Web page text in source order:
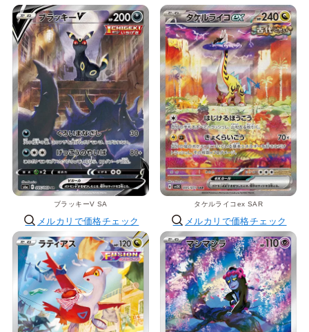
ブラッキーV SA
メルカリで価格チェック
タケルライコex SAR
メルカリで価格チェック